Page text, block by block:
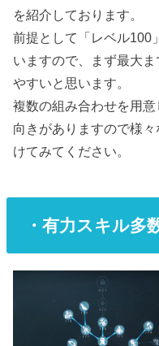
を紹介しております。
前提として「レベル100
いますので、まず最大
やすいと思います。
複数の組み合わせを用
向きがありますので様
けてみてください。
・有力スキル多